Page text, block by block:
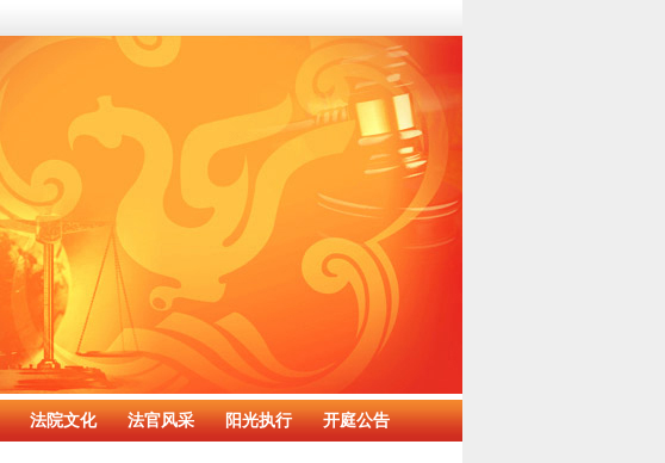
法院文化 法官风采 阳光执行 开庭公告